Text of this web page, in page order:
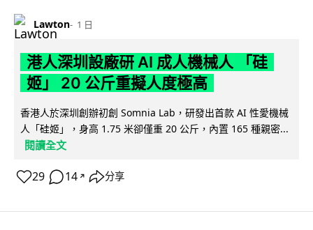
Lawton 1 日
港人深圳設廠研 AI 成人機械人 「硅
姬」 20 公斤重擬人度極高
香港人於深圳創辦初創 Somnia Lab，研發出首款 AI 性愛機械
人「硅姬」，身高 1.75 米卻僅重 20 公斤，內置 165 種親密...
閱讀全文
29 14 ↗ 分享